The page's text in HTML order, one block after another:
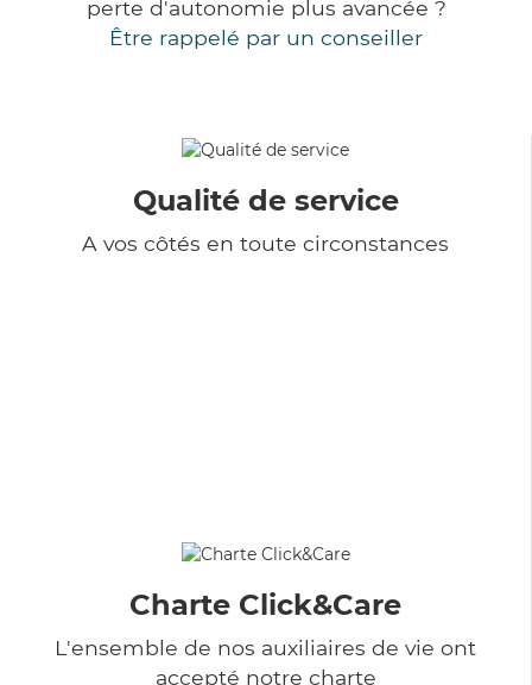
perte d'autonomie plus avancée ?
Être rappelé par un conseiller
Qualité de service
A vos côtés en toute circonstances
Charte Click&Care
L'ensemble de nos auxiliaires de vie ont
accepté notre charte